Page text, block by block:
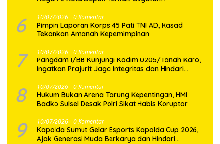
Miliar Lebih
6 10/07/2026 0 Komentar
Pimpin Laporan Korps 45 Pati TNI AD, Kasad
Tekankan Amanah Kepemimpinan
7 10/07/2026 0 Komentar
Pangdam I/BB Kunjungi Kodim 0205/Tanah Karo,
Ingatkan Prajurit Jaga Integritas dan Hindari
8 10/07/2026 0 Komentar
Hukum Bukan Arena Tarung Kepentingan, HMI
Badko Sulsel Desak Polri Sikat Habis Koruptor
9 10/07/2026 0 Komentar
Kapolda Sumut Gelar Esports Kapolda Cup 2026,
Ajak Generasi Muda Berkarya dan Hindari